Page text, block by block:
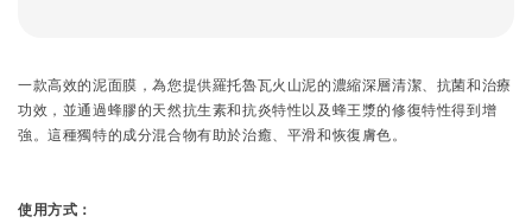
一款高效的泥面膜，為您提供羅托魯瓦火山泥的濃縮深層清潔、抗菌和治療
功效，並通過蜂膠的天然抗生素和抗炎特性以及蜂王漿的修復特性得到增
強。這種獨特的成分混合物有助於治癒、平滑和恢復膚色。
使用方式：